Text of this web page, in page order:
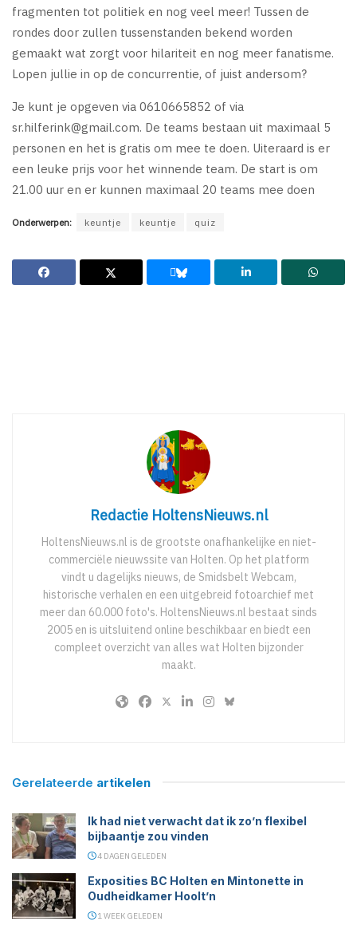
fragmenten tot politiek en nog veel meer! Tussen de
rondes door zullen tussenstanden bekend worden
gemaakt wat zorgt voor hilariteit en nog meer fanatisme.
Lopen jullie in op de concurrentie, of juist andersom?
Je kunt je opgeven via 0610665852 of via
sr.hilferink@gmail.com. De teams bestaan uit maximaal 5
personen en het is gratis om mee te doen. Uiteraard is er
een leuke prijs voor het winnende team. De start is om
21.00 uur en er kunnen maximaal 20 teams mee doen
Onderwerpen: keuntje keuntje quiz
Redactie HoltensNieuws.nl
HoltensNieuws.nl is de grootste onafhankelijke en niet-
commerciële nieuwssite van Holten. Op het platform
vindt u dagelijks nieuws, de Smidsbelt Webcam,
historische verhalen en een uitgebreid fotoarchief met
meer dan 60.000 foto's. HoltensNieuws.nl bestaat sinds
2005 en is uitsluitend online beschikbaar en biedt een
compleet overzicht van alles wat Holten bijzonder
maakt.
Gerelateerde artikelen
Ik had niet verwacht dat ik zo’n flexibel
bijbaantje zou vinden
4 DAGEN GELEDEN
Exposities BC Holten en Mintonette in
Oudheidkamer Hoolt’n
1 WEEK GELEDEN